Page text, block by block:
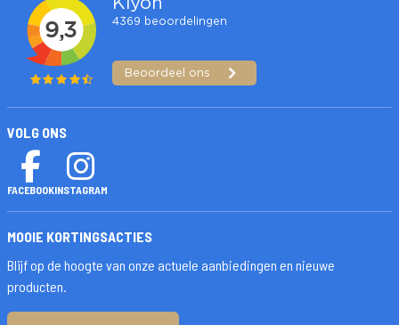
VOLG ONS
FACEBOOKINSTAGRAM
MOOIE KORTINGSACTIES
Blijf op de hoogte van onze actuele aanbiedingen en nieuwe
producten.